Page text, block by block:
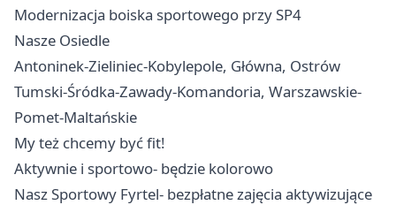
Modernizacja boiska sportowego przy SP4
Nasze Osiedle
Antoninek-Zieliniec-Kobylepole, Główna, Ostrów
Tumski-Śródka-Zawady-Komandoria, Warszawskie-
Pomet-Maltańskie
My też chcemy być fit!
Aktywnie i sportowo- będzie kolorowo
Nasz Sportowy Fyrtel- bezpłatne zajęcia aktywizujące